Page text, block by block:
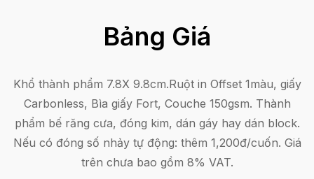
Bảng Giá
Khổ thành phẩm 7.8X 9.8cm.Ruột in Offset 1màu, giấy
Carbonless, Bìa giấy Fort, Couche 150gsm. Thành
phẩm bế răng cưa, đóng kim, dán gáy hay dán block.
Nếu có đóng số nhảy tự động: thêm 1,200đ/cuốn. Giá
trên chưa bao gồm 8% VAT.